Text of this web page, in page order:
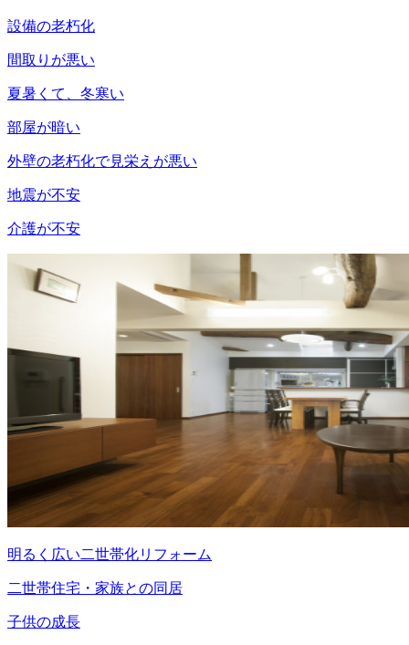
設備の老朽化
間取りが悪い
夏暑くて、冬寒い
部屋が暗い
外壁の老朽化で見栄えが悪い
地震が不安
介護が不安
明るく広い二世帯化リフォーム
二世帯住宅・家族との同居
子供の成長